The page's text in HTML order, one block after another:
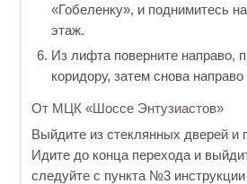
«Гобеленку», и поднимитесь
этаж.
Из лифта поверните направо,
коридору, затем снова
От МЦК «Шоссе Энтузиастов»
Выйдите из стеклянных дверей и
Идите до конца перехода и
следуйте с пункта №3